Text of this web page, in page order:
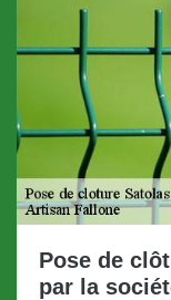
Pose de
par la